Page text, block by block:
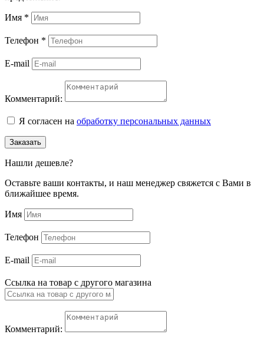
Имя *
Телефон *
E-mail
Комментарий:
Я согласен на обработку персональных данных
Заказать
Нашли дешевле?
Оставьте ваши контакты, и наш менеджер свяжется с Вами в
ближайшее время.
Имя
Телефон
E-mail
Ссылка на товар с другого магазина
Комментарий: